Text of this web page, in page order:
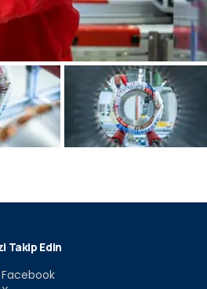
Takip Edin
Facebook